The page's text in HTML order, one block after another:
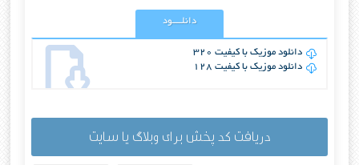
دانلــــود
دانلود موزیک با کیفیت 320
دانلود موزیک با کیفیت 128
دریافت کد پخش برای وبلاگ یا سایت